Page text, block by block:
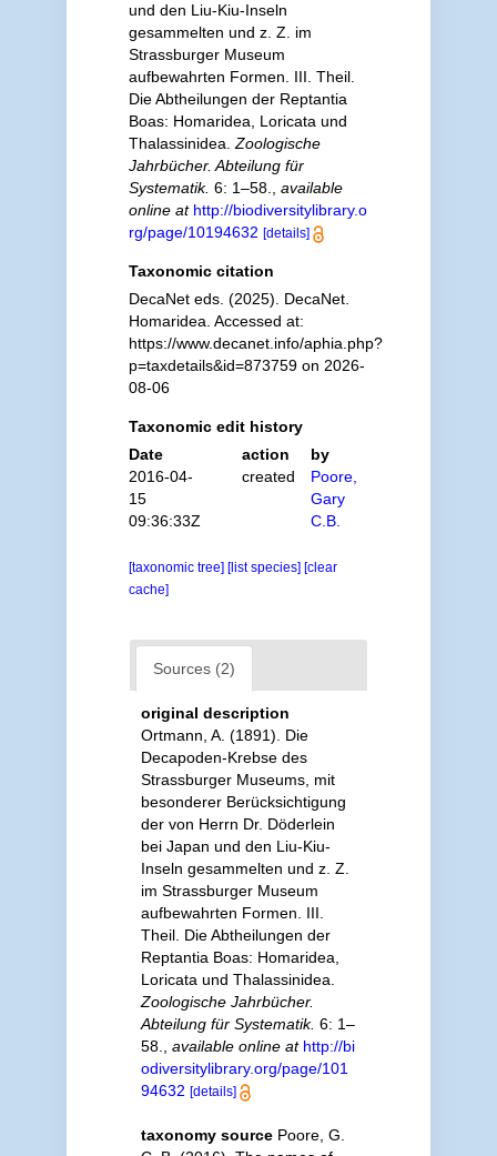
und den Liu-Kiu-Inseln
gesammelten und z. Z. im
Strassburger Museum
aufbewahrten Formen. III. Theil.
Die Abtheilungen der Reptantia
Boas: Homaridea, Loricata und
Thalassinidea. Zoologische
Jahrbücher. Abteilung für
Systematik. 6: 1–58.
available
online at http://biodiversitylibrary.o
rg/page/10194632 [details]
Taxonomic citation
DecaNet eds. (2025). DecaNet.
Homaridea. Accessed at:
https://www.decanet.info/aphia.php?
p=taxdetails&id=873759 on 2026-
08-06
Taxonomic edit history
Date
action
by
2016-04-
15
09:36:33Z
created
Poore,
Gary
C.B.
[taxonomic tree] [list species] [clear
cache]
Sources (2)
original description
Ortmann, A. (1891). Die
Decapoden-Krebse des
Strassburger Museums, mit
besonderer Berücksichtigung
der von Herrn Dr. Döderlein
bei Japan und den Liu-Kiu-
Inseln gesammelten und z. Z.
im Strassburger Museum
aufbewahrten Formen. III.
Theil. Die Abtheilungen der
Reptantia Boas: Homaridea,
Loricata und Thalassinidea.
Zoologische Jahrbücher.
Abteilung für Systematik. 6: 1–
58.
available online at http://bi
odiversitylibrary.org/page/101
94632 [details]
taxonomy source Poore, G.